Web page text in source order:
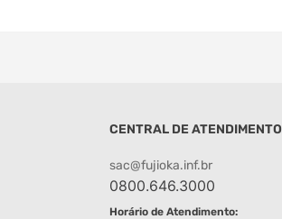
CENTRAL DE ATENDIMENTO
sac@fujioka.inf.br
0800.646.3000
Horário de Atendimento: